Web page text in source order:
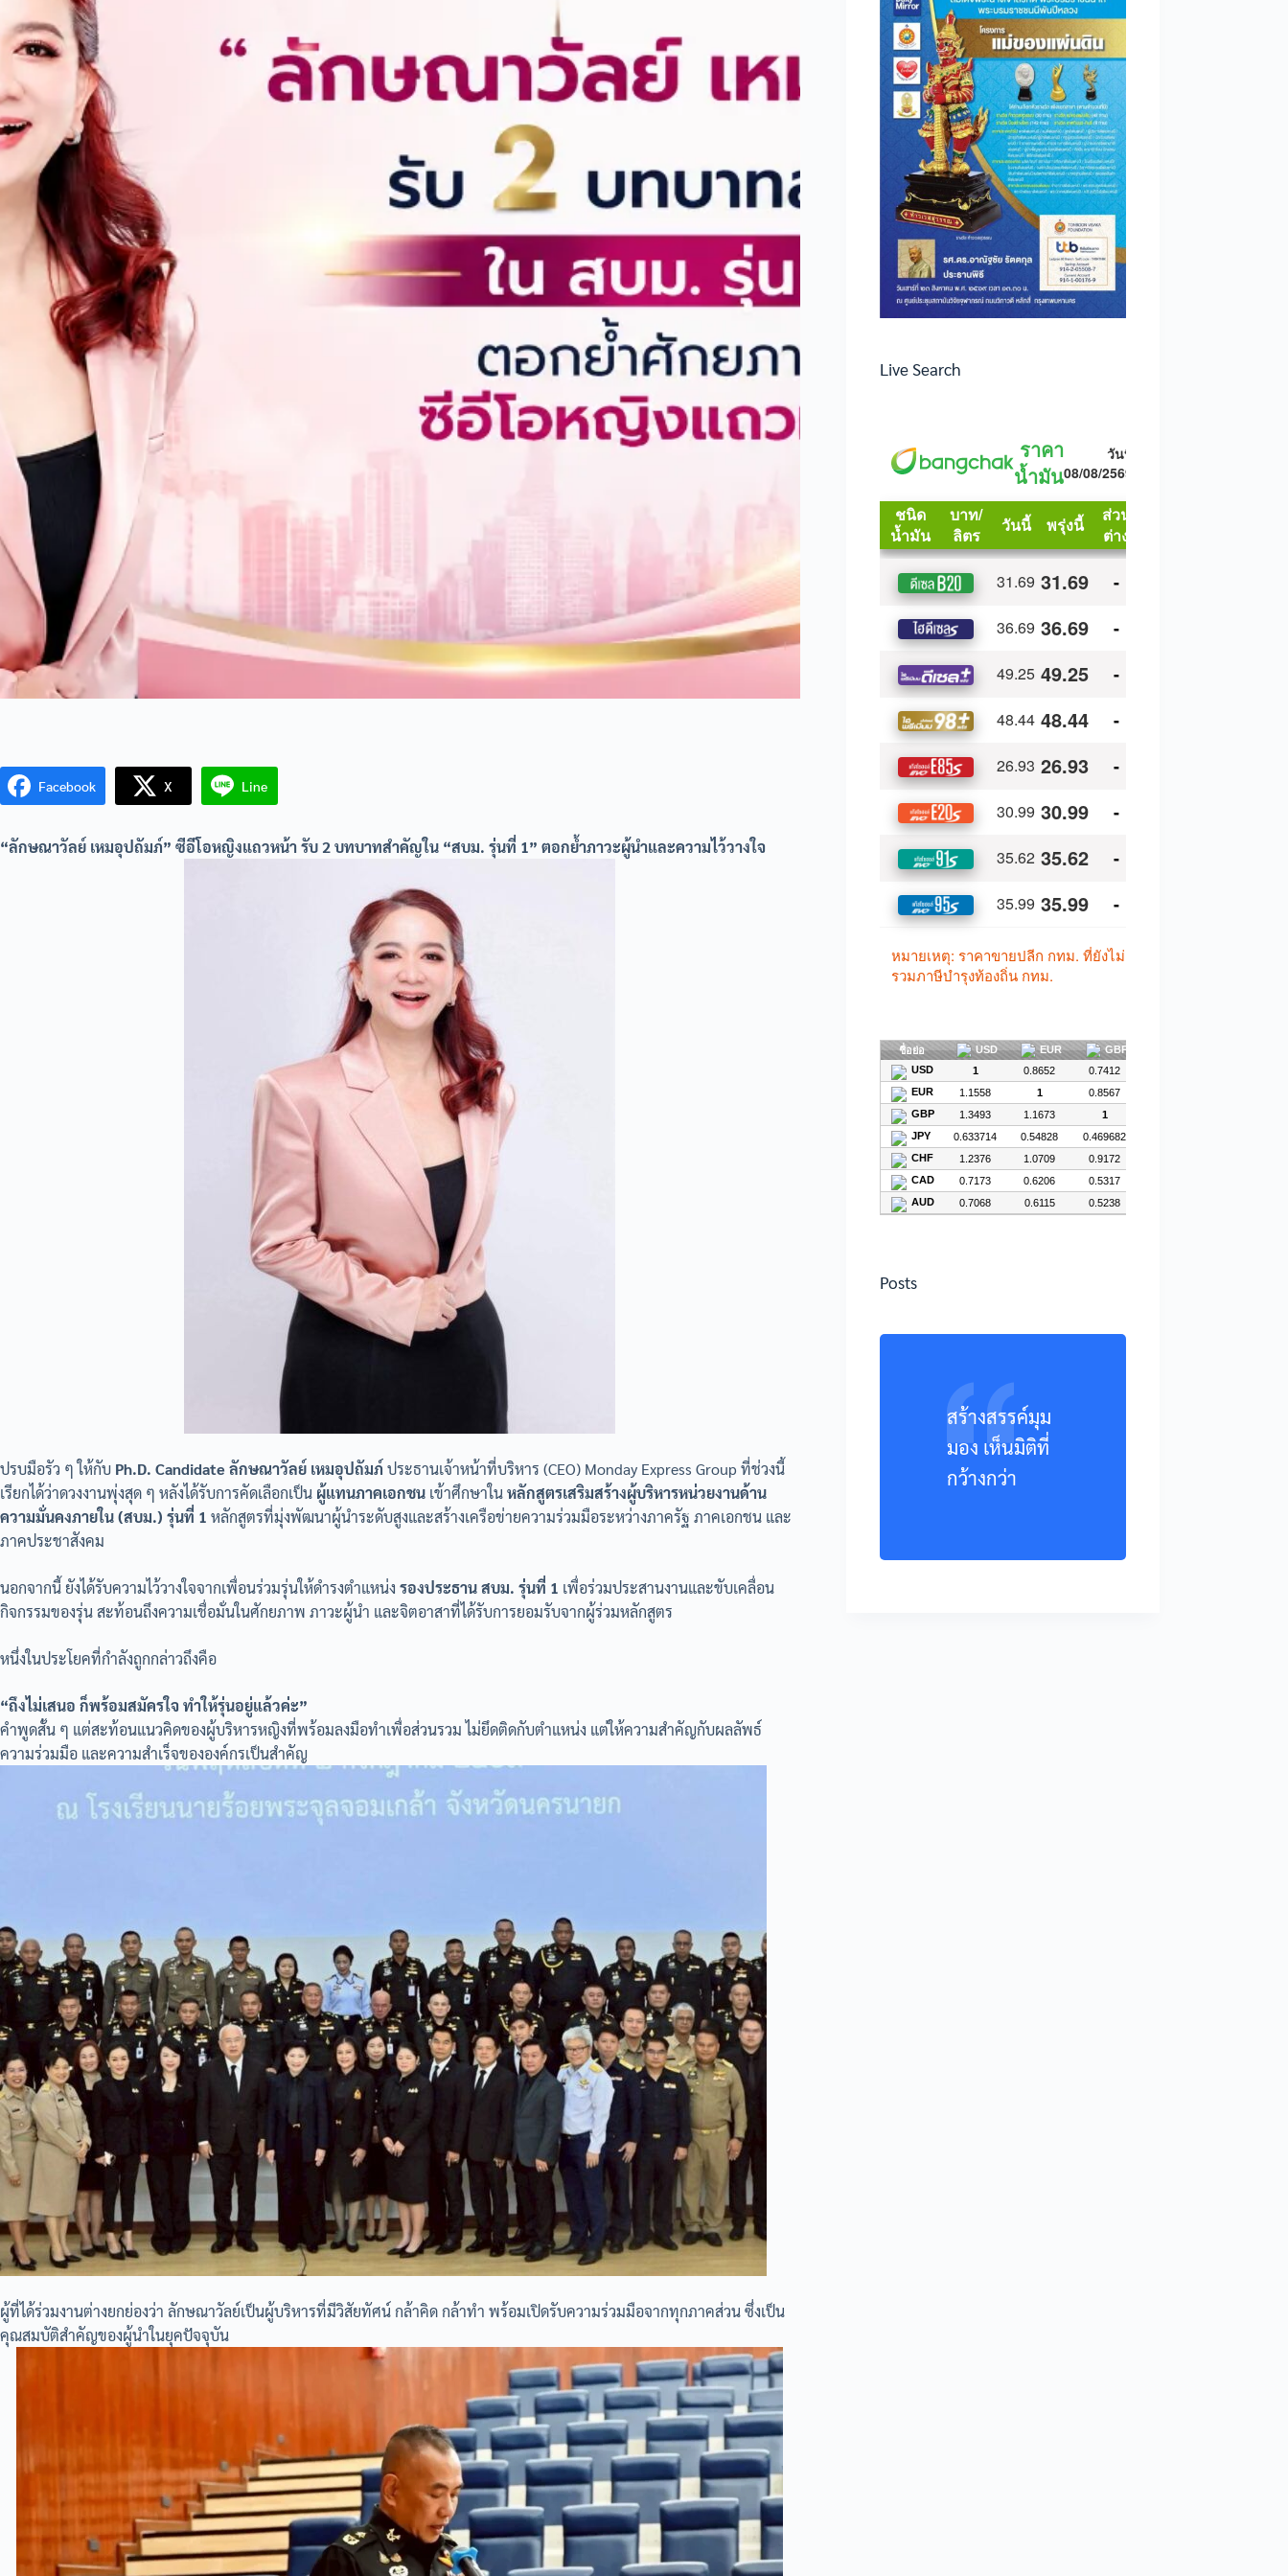
Facebook X Line
“ลักษณาวัลย์ เหมอุปถัมภ์” ซีอีโอหญิงแถวหน้า รับ 2 บทบาทสำคัญใน “สบม. รุ่นที่ 1” ตอกย้ำภาวะผู้นำและความไว้วางใจ
ปรบมือรัว ๆ ให้กับ Ph.D. Candidate ลักษณาวัลย์ เหมอุปถัมภ์ ประธานเจ้าหน้าที่บริหาร (CEO) Monday Express Group ที่ช่วงนี้
เรียกได้ว่าดวงงานพุ่งสุด ๆ หลังได้รับการคัดเลือกเป็น ผู้แทนภาคเอกชน เข้าศึกษาในหลักสูตรเสริมสร้างผู้บริหารหน่วยงานด้าน
ความมั่นคงภายใน (สบม.) รุ่นที่ 1 หลักสูตรที่มุ่งพัฒนาผู้นำระดับสูงและสร้างเครือข่ายความร่วมมือระหว่างภาครัฐ ภาคเอกชน และ
ภาคประชาสังคม
นอกจากนี้ ยังได้รับความไว้วางใจจากเพื่อนร่วมรุ่นให้ดำรงตำแหน่ง รองประธาน สบม. รุ่นที่ 1 เพื่อร่วมประสานงานและขับเคลื่อน
กิจกรรมของรุ่น สะท้อนถึงความเชื่อมั่นในศักยภาพ ภาวะผู้นำ และจิตอาสาที่ได้รับการยอมรับจากผู้ร่วมหลักสูตร
หนึ่งในประโยคที่กำลังถูกกล่าวถึงคือ
“ถึงไม่เสนอ ก็พร้อมสมัครใจ ทำให้รุ่นอยู่แล้วค่ะ”
คำพูดสั้น ๆ แต่สะท้อนแนวคิดของผู้บริหารหญิงที่พร้อมลงมือทำเพื่อส่วนรวม ไม่ยึดติดกับตำแหน่ง แต่ให้ความสำคัญกับผลลัพธ์
ความร่วมมือ และความสำเร็จขององค์กรเป็นสำคัญ
ผู้ที่ได้ร่วมงานต่างยกย่องว่า ลักษณาวัลย์เป็นผู้บริหารที่มีวิสัยทัศน์ กล้าคิด กล้าทำ พร้อมเปิดรับความร่วมมือจากทุกภาคส่วน ซึ่งเป็น
คุณสมบัติสำคัญของผู้นำในยุคปัจจุบัน
Live Search
Posts
สร้างสรรค์มุม
มอง เห็นมิติที่
กว้างกว่า